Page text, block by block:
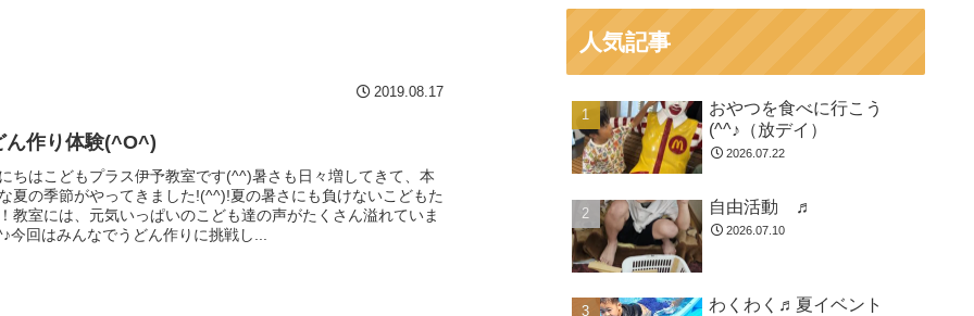
2019.08.17
ん作り体験(^O^)
ちはこどもプラス伊予教室です(^^)暑さも日々増してきて、本
夏の季節がやってきました!(^^)!夏の暑さにも負けないこどもた
教室には、元気いっぱいのこども達の声がたくさん溢れていま
今回はみんなでうどん作りに挑戦し...
人気記事
おやつを食べに行こう
(^^♪（放デイ）
2026.07.22
自由活動 ♬
2026.07.10
わくわく♬夏イベント